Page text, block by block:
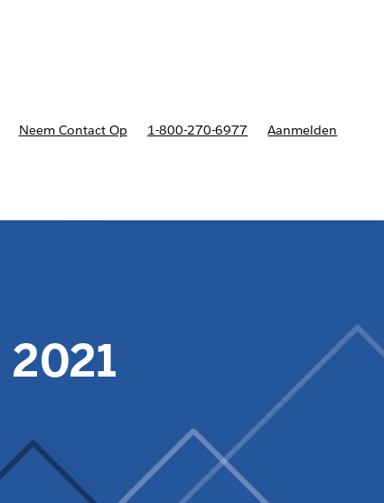
for Plannen en prijzen
Neem Contact Op 1-800-270-6977 Aanmelden